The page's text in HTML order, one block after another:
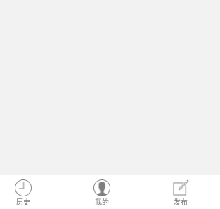
历史 我的 发布